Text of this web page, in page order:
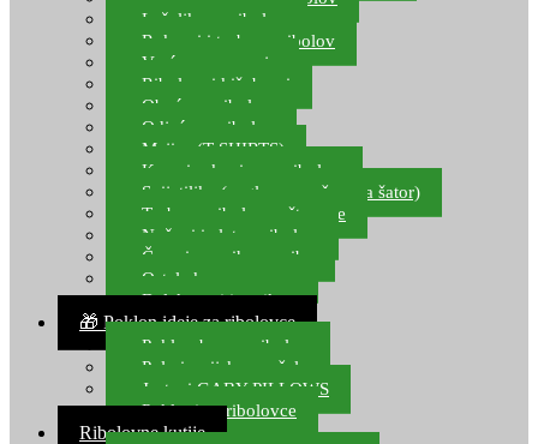
Ležaljke za ribolov
Ruksaci i torbe za ribolov
Vreće za spavanje
Ribolovni kišobrani
Obuća za ribolov
Odjeća za ribolov
Majice (T-SHIRTS)
Kape i rukavice za ribolov
Svijetiljke (naglavne, ručne, za šator)
Torbe za ribolovne štapove
Noževi i alat za ribolov
Čamci za prihranu ribe
Ostala kamp oprema
Dalekozori i optika
🎁 Poklon ideje za ribolovce
Poklon bon za ribolov
Polarizacijske naočale
Jastuci GABY PILLOWS
Pokloni za ribolovce
Ribolovne kutije